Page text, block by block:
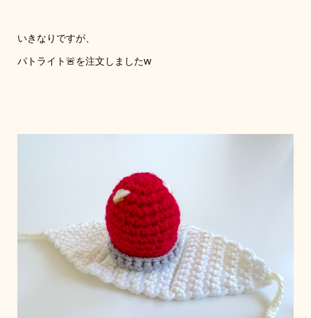
いきなりですが、
パトライト🚨を注文しましたw